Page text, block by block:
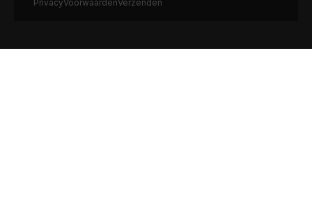
PrivacyVoorwaardenVerzenden